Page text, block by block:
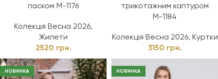
паском М-1176
Колекція Весна 2026,
Жилети
2520 грн.
трикотажним каптуром
М-1184
Колекція Весна 2026, Куртки
3150 грн.
НОВИНКА НОВИНКА